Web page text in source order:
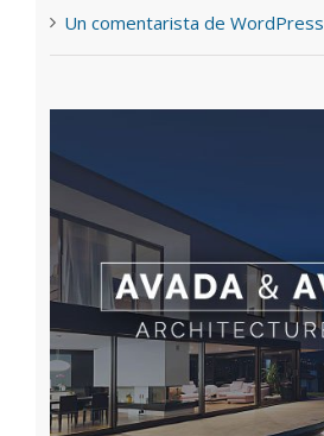
Un comentarista de WordPress